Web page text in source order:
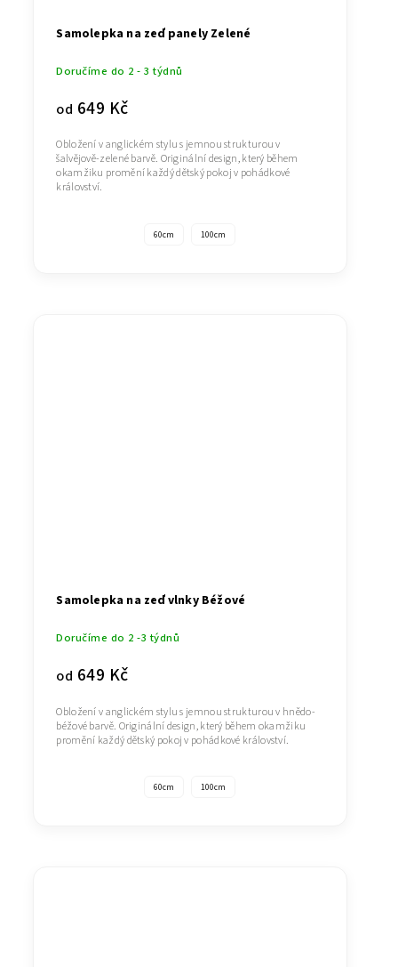
Samolepka na zeď panely Zelené
Doručíme do 2 - 3 týdnů
od 649 Kč
Obložení v anglickém stylu s jemnou strukturou v
šalvějově-zelené barvě. Originální design, který během
okamžiku promění každý dětský pokoj v pohádkové
království.
60cm 100cm
Samolepka na zeď vlnky Béžové
Doručíme do 2 -3 týdnů
od 649 Kč
Obložení v anglickém stylu s jemnou strukturou v hnědo-
béžové barvě. Originální design, který během okamžiku
promění každý dětský pokoj v pohádkové království.
60cm 100cm